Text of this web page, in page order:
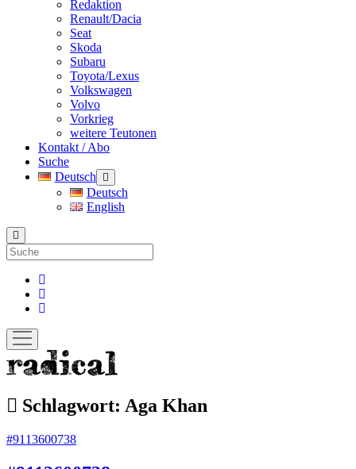
Redaktion
Renault/Dacia
Seat
Skoda
Subaru
Toyota/Lexus
Volkswagen
Volvo
Vorkrieg
weitere Teutonen
Kontakt / Abo
Suche
Deutsch
Menü
öffnen
Deutsch
English
Suche
Menü
öffnen
radicalmag
Schlagwort: Aga Khan
#9113600738